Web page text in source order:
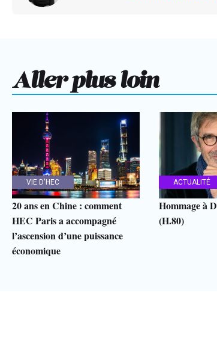
Aller plus loin
VIE D'HEC
20 ans en Chine : comment
HEC Paris a accompagné
l’ascension d’une puissance
économique
ACTUALITÉ
Hommage à
(H.80)